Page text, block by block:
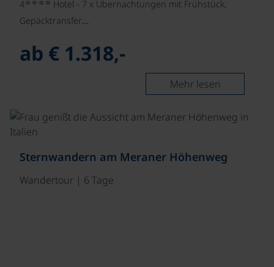
4
Hotel - 7 x Übernachtungen mit Frühstück,
Gepäcktransfer…
ab € 1.318,-
Mehr lesen
Sternwandern am Meraner Höhenweg
Wandertour | 6 Tage